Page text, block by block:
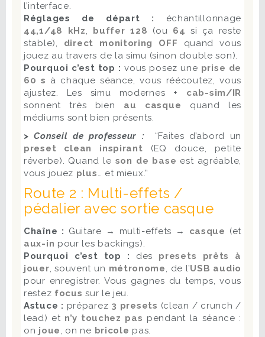
l’interface.
Réglages de départ :
échantillonnage
44,1/48 kHz, buffer 128 (ou 64 si ça reste
stable), direct monitoring OFF quand vous
jouez au travers de la simu (sinon double son).
Pourquoi c’est top :vous posez une prise de
60 s à chaque séance, vous réécoutez, vous
ajustez. Les simu modernes + cab-sim/IR
sonnent très bien au casque quand les
médiums sont bien présents.
> Conseil de professeur : “Faites d’abord un
preset clean inspirant (EQ douce, petite
réverbe). Quand le son de base est agréable,
vous jouez plus… et mieux.”
Route 2 : Multi-effets /
pédalier avec sortie casque
Chaîne : Guitare → multi-effets → casque (et
aux-in pour les backings).
Pourquoi c’est top : des presets prêts à
jouer, souvent un métronome, de l’USB audio
pour enregistrer. Vous gagnes du temps, vous
restez focus sur le jeu.
Astuce : préparez 3 presets (clean / crunch /
lead) et n’y touchez pas pendant la séance :
on joue, on ne bricole pas.